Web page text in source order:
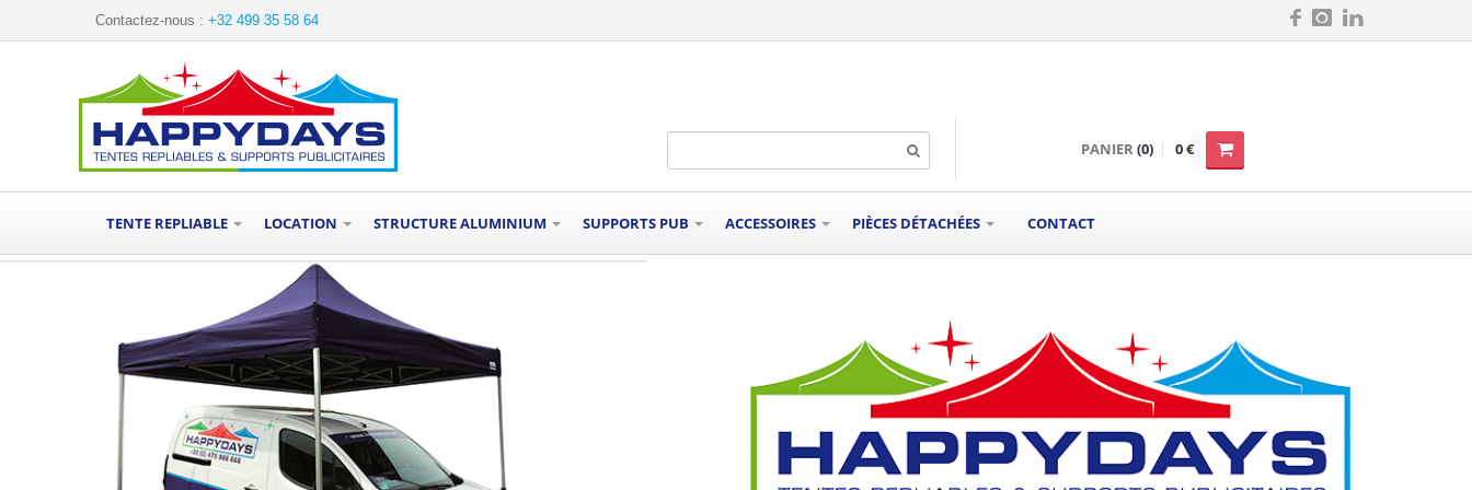
Contactez-nous : +32 499 35 58 64
PANIER(0) 0 €
TENTE REPLIABLE LOCATION STRUCTURE ALUMINIUM SUPPORTS PUB ACCESSOIRES PIÈCES DÉTACHÉES CONTACT